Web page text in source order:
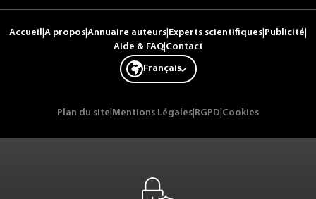
Accueil A propos Annuaire auteurs Experts scientifiques Publicité
Aide & FAQ| Contact
Français
Plan du site Mentions Légales RGPD Cookies